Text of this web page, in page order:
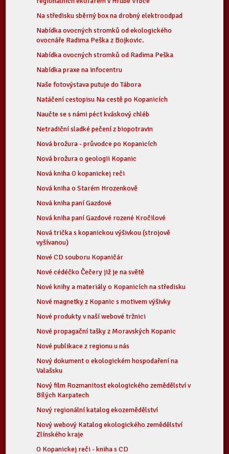
Na středisku sběrný box na drobný elektroodpad
Nabídka ovocných stromků od ekologického
ovocnáře Radima Peška z Bojkovic.
Nabídka ovocných stromků od Radima Peška
Nabídka praxe na infocentru
Naše fotovýstava putuje do Tábora
Natáčení cestopisu Na cestě po Kopanicích
Naučte se s námi péct kváskový chléb
Netradiční sladké pečení z biopotravin
Nová brožura - průvodce po Kopanicích
Nová brožura o geologii Kopanic
Nová kniha O kopanickej reči
Nová kniha o Starém Hrozenkově
Nová kniha paní Gazdové
Nová kniha paní Gazdové rozené Kročilové
Nová trička s kopanickou výšivkou (strojově
vyšívanou)
Nové CD souboru Kopaničár
Nové cédéčko Čečery již je na světě
Nové knihy a materiály o Kopanicích na středisku
Nové magnetky z Kopanic s motivem výšivky
Nové produkty v naší webové tržnici
Nové propagační tašky z Moravských Kopanic
Nové publikace z regionu u nás
Nový dokument o ekologickém hospodaření na
Valašsku
Nový film Rozmanitost ekologického zemědělství v
Bílých Karpatech
Nový regionální katalog ekozemědělství
Nový webový Katalog ekologického zemědělství
Zlínského kraje
O Kopanickej reči - kniha s CD